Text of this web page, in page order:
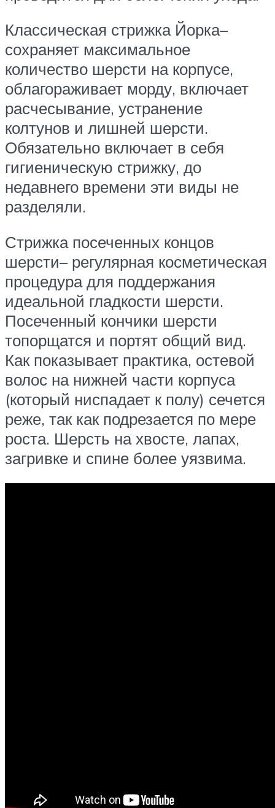
Классическая стрижка Йорка–
сохраняет максимальное
количество шерсти на корпусе,
облагораживает морду, включает
расчесывание, устранение
колтунов и лишней шерсти.
Обязательно включает в себя
гигиеническую стрижку, до
недавнего времени эти виды не
разделяли.
Стрижка посеченных концов
шерсти– регулярная косметическая
процедура для поддержания
идеальной гладкости шерсти.
Посеченный кончики шерсти
топорщатся и портят общий вид.
Как показывает практика, остевой
волос на нижней части корпуса
(который ниспадает к полу) сечется
реже, так как подрезается по мере
роста. Шерсть на хвосте, лапах,
загривке и спине более уязвима.